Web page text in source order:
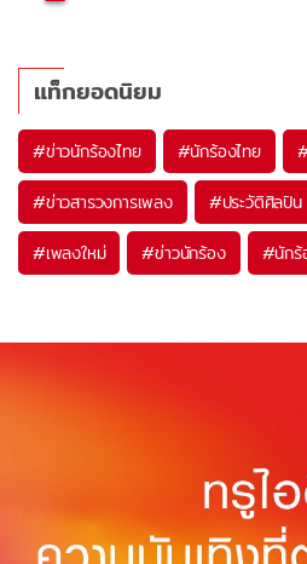
แท็กยอดนิยม
#ข่าวนักร้องไทย #นักร้องไทย
#ข่าวสารวงการเพลง #ประวัติศิลปิน
#เพลงใหม่ #ข่าวนักร้อง #นักร้